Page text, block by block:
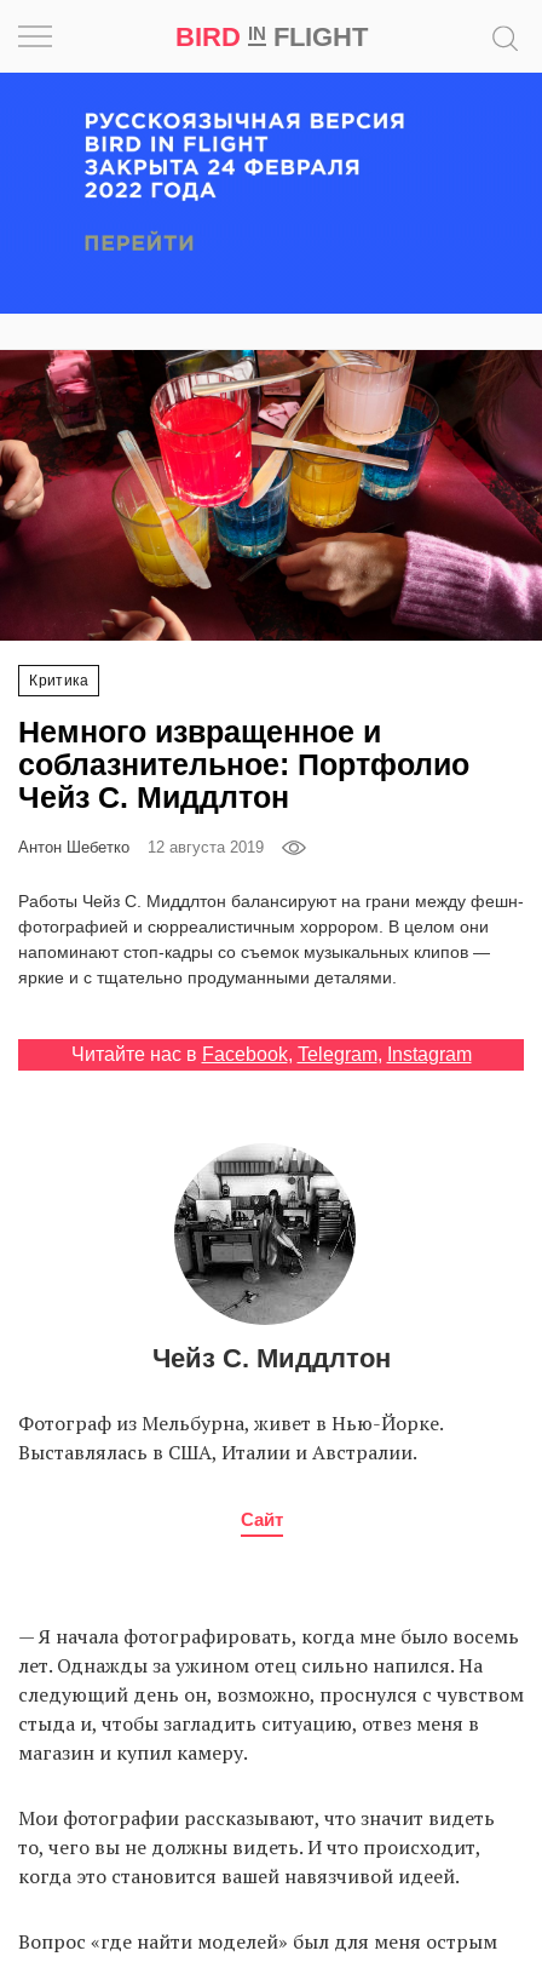
BIRD INFLIGHT
Критика
Немного извращенное и
соблазнительное: Портфолио
Чейз С. Миддлтон
Антон Шебетко 12 августа 2019
Работы Чейз С. Миддлтон балансируют на грани между фешн-
фотографией и сюрреалистичным хоррором. В целом они
напоминают стоп-кадры со съемок музыкальных клипов —
яркие и с тщательно продуманными деталями.
Читайте нас в Facebook, Telegram, Instagram
Чейз С. Миддлтон
Фотограф из Мельбурна, живет в Нью-Йорке.
Выставлялась в США, Италии и Австралии.
Сайт
— Я начала фотографировать, когда мне было восемь
лет. Однажды за ужином отец сильно напился. На
следующий день он, возможно, проснулся с чувством
стыда и, чтобы загладить ситуацию, отвез меня в
магазин и купил камеру.
Мои фотографии рассказывают, что значит видеть
то, чего вы не должны видеть. И что происходит,
когда это становится вашей навязчивой идеей.
Вопрос «где найти моделей» был для меня острым